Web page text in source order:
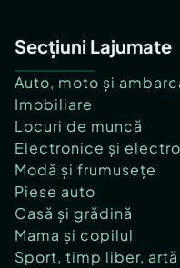
Secțiuni Lajumate
Auto, moto și
Imobiliare
Locuri de muncă
Electronice și
Modă și frumusețe
Piese auto
Casă și grădină
Mama și copilul
Sport, timp liber, artă